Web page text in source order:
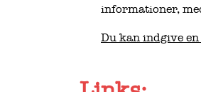
informationer,
Du kan indgive